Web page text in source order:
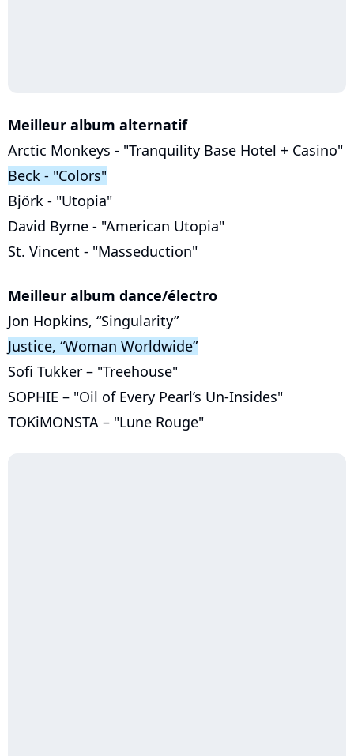
Meilleur album alternatif
Arctic Monkeys - "Tranquility Base Hotel + Casino"
Beck - "Colors"
Björk - "Utopia"
David Byrne - "American Utopia"
St. Vincent - "Masseduction"
Meilleur album dance/électro
Jon Hopkins, “Singularity”
Justice, “Woman Worldwide”
Sofi Tukker – "Treehouse"
SOPHIE – "Oil of Every Pearl’s Un-Insides"
TOKiMONSTA – "Lune Rouge"